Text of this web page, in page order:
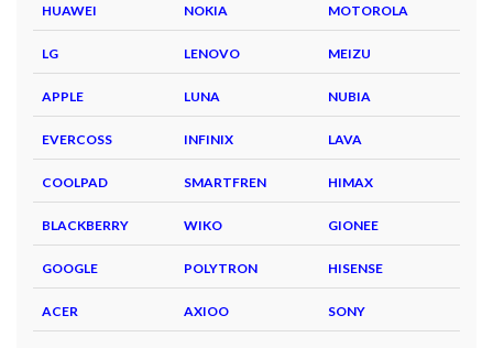
HUAWEI NOKIA MOTOROLA
LG LENOVO MEIZU
APPLE LUNA NUBIA
EVERCOSS INFINIX LAVA
COOLPAD SMARTFREN HIMAX
BLACKBERRY WIKO GIONEE
GOOGLE POLYTRON HISENSE
ACER AXIOO SONY